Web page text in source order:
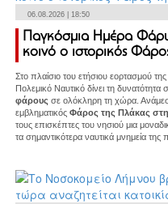
06.08.2026 | 18:50
Παγκόσμια Ημέρα
κοινό ο ιστορικός
Στο πλαίσιο του ετήσιου εορτασμού της
Πολεμικό Ναυτικό δίνει τη δυνατότητα
φάρους σε ολόκληρη τη χώρα.
εμβληματικός Φάρος της Πλάκας
τους επισκέπτες του νησιού μια
τα σημαντικότερα ναυτικά μνημεία της